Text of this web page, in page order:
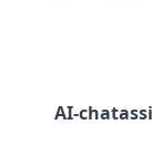
AI-